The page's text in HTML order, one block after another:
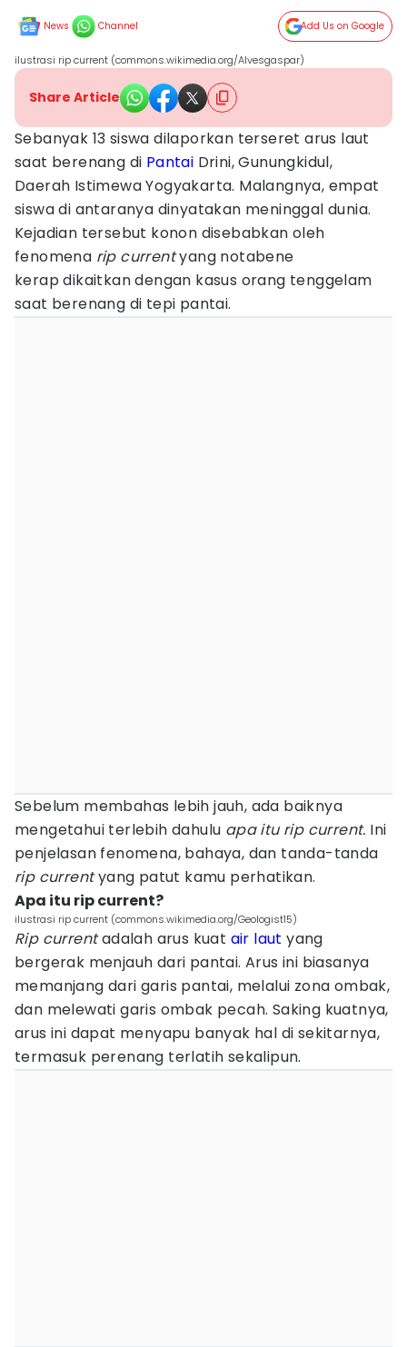
News Channel Add Us on Google
ilustrasi rip current (commons.wikimedia.org/Alvesgaspar)
Share Article
Sebanyak 13 siswa dilaporkan terseret arus laut
saat berenang di Pantai Drini, Gunungkidul,
Daerah Istimewa Yogyakarta. Malangnya, empat
siswa di antaranya dinyatakan meninggal dunia.
Kejadian tersebut konon disebabkan oleh
fenomena rip currentyang notabene
kerap dikaitkan dengan kasus orang tenggelam
saat berenang di tepi pantai.
Sebelum membahas lebih jauh, ada baiknya
mengetahui terlebih dahulu apa itu rip current. Ini
penjelasan fenomena, bahaya, dan tanda-tanda
rip currentyang patut kamu perhatikan.
Apa itu rip current?
ilustrasi rip current (commons.wikimedia.org/Geologist15)
Rip currentadalah arus kuat air laut yang
bergerak menjauh dari pantai. Arus ini biasanya
memanjang dari garis pantai, melalui zona ombak,
dan melewati garis ombak pecah. Saking kuatnya,
arus ini dapat menyapu banyak hal di sekitarnya,
termasuk perenang terlatih sekalipun.